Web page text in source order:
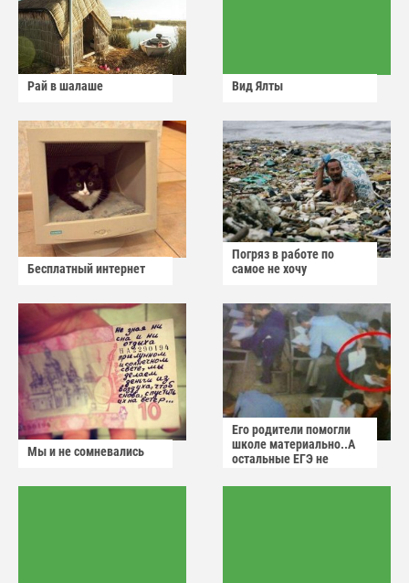
Рай в шалаше Вид Ялты
Бесплатный интернет
Погряз в работе по
самое не хочу
Мы и не сомневались
Его родители помогли
школе материально..А
остальные ЕГЭ не